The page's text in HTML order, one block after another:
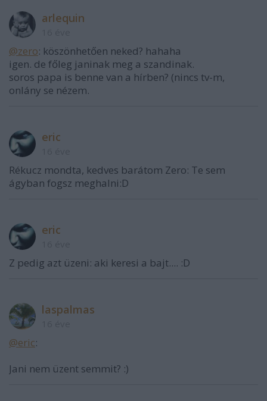
arlequin
@zero: köszönhetően neked? hahaha
igen. de főleg janinak meg a szandinak.
soros papa is benne van a hírben? (nincs tv-m,
onlány se nézem.
eric
Rékucz mondta, kedves barátom Zero: Te sem
ágyban fogsz meghalni:D
eric
Z pedig azt üzeni: aki keresi a bajt.... :D
laspalmas
@eric:
Jani nem üzent semmit? :)